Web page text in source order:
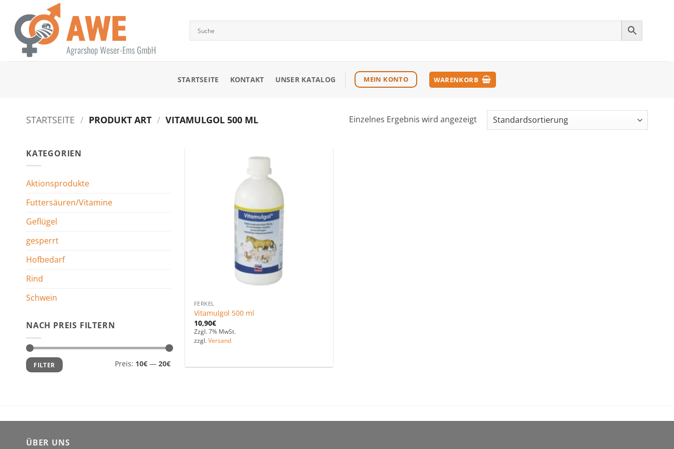
Inhalt
springen
STARTSEITE KONTAKT UNSER KATALOG MEIN KONTO WARENKORB
STARTSEITE / PRODUKT ART / VITAMULGOL 500 ML Einzelnes Ergebnis wird angezeigt
KATEGORIEN
Aktionsprodukte
Futtersäuren/Vitamine
Geflügel
gesperrt
Hofbedarf
Rind
Schwein
NACH PREIS FILTERN
Min.
Preis
Max.
Preis
FILTER Preis: 10€— 20€
FERKEL
Vitamulgol 500 ml
10,90€
Zzgl. 7% MwSt.
zzgl. Versand
ÜBER UNS